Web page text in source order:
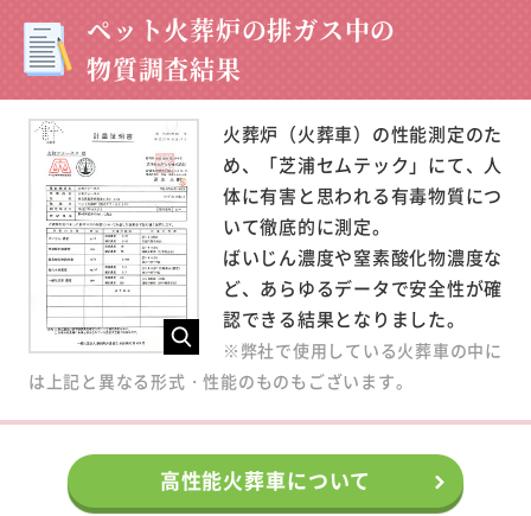
ペット火葬炉の排ガス中の
物質調査結果
火葬炉（火葬車）の性能測定のた
め、「芝浦セムテック」にて、人
体に有害と思われる有毒物質につ
いて徹底的に測定。
ばいじん濃度や窒素酸化物濃度な
ど、あらゆるデータで安全性が確
認できる結果となりました。
※弊社で使用している火葬車の中に
は上記と異なる形式・性能のものもございます。
高性能火葬車について